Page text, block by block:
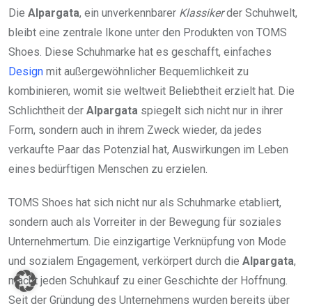
Die Alpargata, ein unverkennbarer Klassikerder Schuhwelt,
bleibt eine zentrale Ikone unter den Produkten von TOMS
Shoes. Diese Schuhmarke hat es geschafft, einfaches
Design mit außergewöhnlicher Bequemlichkeit zu
kombinieren, womit sie weltweit Beliebtheit erzielt hat. Die
Schlichtheit der Alpargata spiegelt sich nicht nur in ihrer
Form, sondern auch in ihrem Zweck wieder, da jedes
verkaufte Paar das Potenzial hat, Auswirkungen im Leben
eines bedürftigen Menschen zu erzielen.
TOMS Shoes hat sich nicht nur als Schuhmarke etabliert,
sondern auch als Vorreiter in der Bewegung für soziales
Unternehmertum. Die einzigartige Verknüpfung von Mode
und sozialem Engagement, verkörpert durch die Alpargata,
macht jeden Schuhkauf zu einer Geschichte der Hoffnung.
Seit der Gründung des Unternehmens wurden bereits über